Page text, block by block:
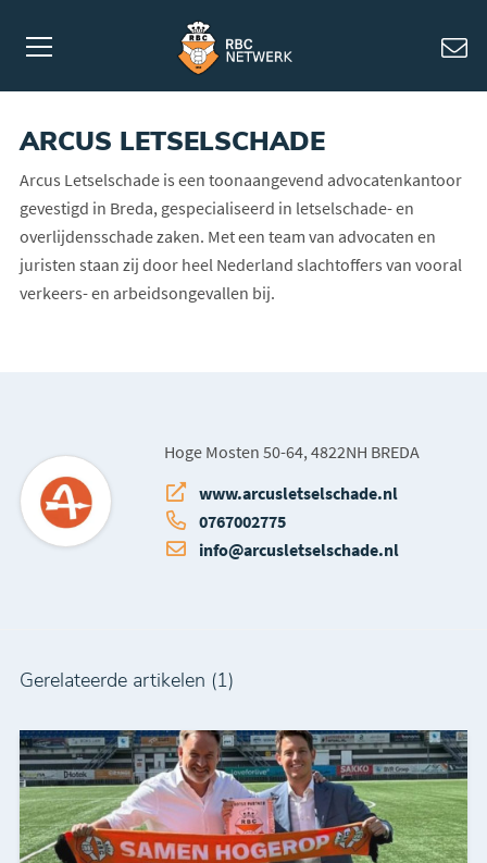
ARCUS LETSELSCHADE
Arcus Letselschade is een toonaangevend advocatenkantoor
gevestigd in Breda, gespecialiseerd in letselschade- en
overlijdensschade zaken. Met een team van advocaten en
juristen staan zij door heel Nederland slachtoffers van vooral
verkeers- en arbeidsongevallen bij.
Hoge Mosten 50-64, 4822NH BREDA
www.arcusletselschade.nl
0767002775
info@arcusletselschade.nl
Gerelateerde artikelen (1)